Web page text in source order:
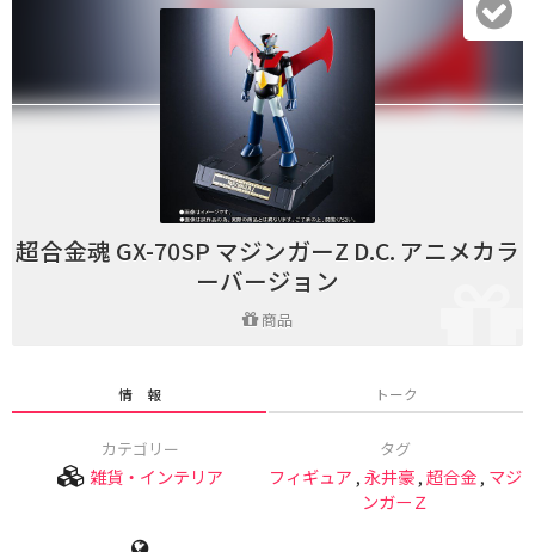
超合金魂 GX-70SP マジンガーZ D.C. アニメカラ
ーバージョン
商品
情 報 トーク
カテゴリー
雑貨・インテリア
タグ
フィギュア ,永井豪,超合金, マジ
ンガーＺ